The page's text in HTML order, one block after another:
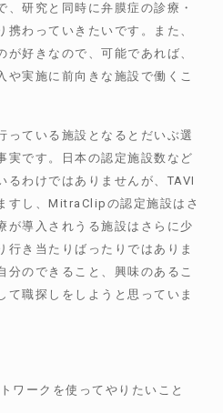
、研究と同時に弁膜症の診療・
わっていきたいです。また、
好きなので、可能であれば、
や実施に前向きな施設で働くこ
っている施設となるとだいぶ選
実です。日本の認定施設数など
るわけではありませんが、TAVI
すし、MitraClipの認定施設はさ
が導入されうる施設はさらに少
行き当たりばったりではありま
分のできること、興味のあるこ
て職探しをしようと思っていま
ワークを使ってやりたいこと